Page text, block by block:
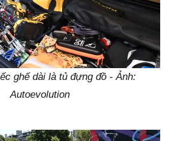
ghế dài là tủ đựng đồ - Ảnh:
Autoevolution